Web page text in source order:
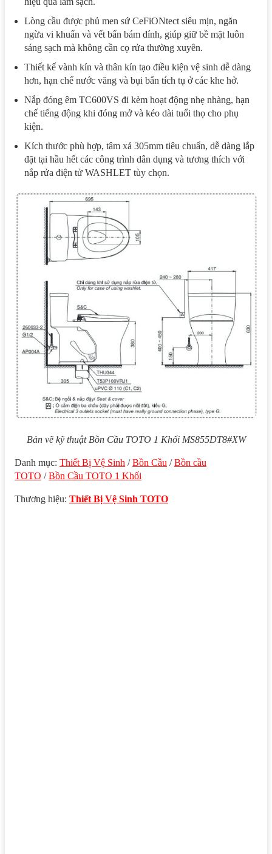
Lòng cầu được phủ men sứ CeFiONtect siêu mịn, ngăn
ngừa vi khuẩn và vết bẩn bám dính, giúp giữ bề mặt luôn
sáng sạch mà không cần cọ rửa thường xuyên.
Thiết kế vành kín và thân kín tạo điều kiện vệ sinh dễ dàng
hơn, hạn chế nước văng và bụi bẩn tích tụ ở các khe hở.
Nắp đóng êm TC600VS đi kèm hoạt động nhẹ nhàng, hạn
chế tiếng động khi đóng mở và kéo dài tuổi thọ cho phụ
kiện.
Kích thước phù hợp, tâm xả 305mm tiêu chuẩn, dễ dàng lắp
đặt tại hầu hết các công trình dân dụng và tương thích với
nắp rửa điện tử WASHLET tùy chọn.
Bản vẽ kỹ thuật Bồn Cầu TOTO 1 Khối MS855DT8#XW
Danh mục: Thiết Bị Vệ Sinh /Bồn Cầu /Bồn cầu
TOTO /Bồn Cầu TOTO 1 Khối
Thương hiệu: Thiết Bị Vệ Sinh TOTO